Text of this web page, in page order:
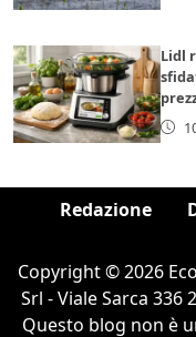
Lidl
Redazione
Copyright © 2026
Srl - Viale Sarca 336
Questo blog non è